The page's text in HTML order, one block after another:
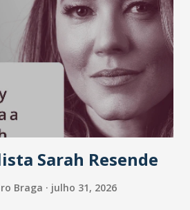
- Vivemos um momento em que todo
entregam de verdade. O NM2B
palco a quem constrói com
isso fica ainda mais claro.
genuíno sustenta a confiança entre
afirma Tamires So...
Sarah Resende
Braga julho 31, 2026